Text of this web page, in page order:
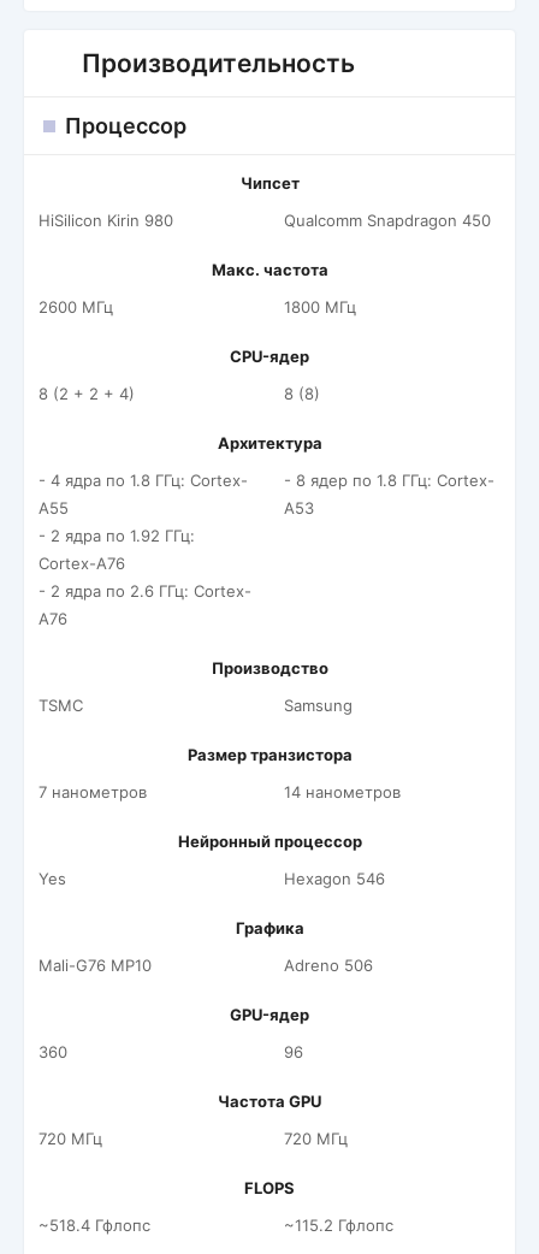
Производительность
Процессор
Чипсет
HiSilicon Kirin 980
Qualcomm Snapdragon 450
Макс. частота
2600 МГц
1800 МГц
CPU-ядер
8 (2 + 2 + 4)
8 (8)
Архитектура
- 4 ядра по 1.8 ГГц: Cortex-
A55
- 2 ядра по 1.92 ГГц:
Cortex-A76
- 2 ядра по 2.6 ГГц: Cortex-
A76
- 8 ядер по 1.8 ГГц: Cortex-
A53
Производство
TSMC
Samsung
Размер транзистора
7 нанометров
14 нанометров
Нейронный процессор
Yes
Hexagon 546
Графика
Mali-G76 MP10
Adreno 506
GPU-ядер
360
96
Частота GPU
720 МГц
720 МГц
FLOPS
~518.4 Гфлопс
~115.2 Гфлопс